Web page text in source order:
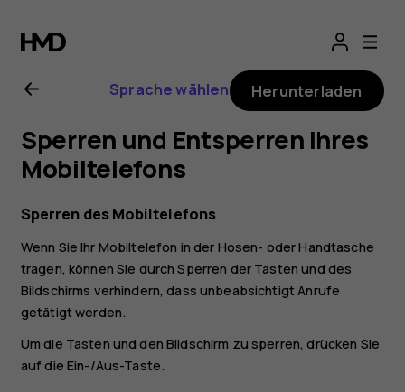
Nokia
G11 Sprache wählen Herunterladen
Sperren und Entsperren Ihres
Mobiltelefons
Sperren des Mobiltelefons
Wenn Sie Ihr Mobiltelefon in der Hosen- oder Handtasche
tragen, können Sie durch Sperren der Tasten und des
Bildschirms verhindern, dass unbeabsichtigt Anrufe
getätigt werden.
Um die Tasten und den Bildschirm zu sperren, drücken Sie
auf die Ein-/Aus-Taste.